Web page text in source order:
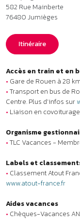
Organisme
•TLC Vacances -
Labels et classements
•Classement Atout
Aides vacances
•Chèques-Vacances
Animaux
lors de la réservation.
Les animaux sont
obligatoire et peut être
réputés dangereux
(chiens d’attaque) et
compagnie ne sont pas
par logement est